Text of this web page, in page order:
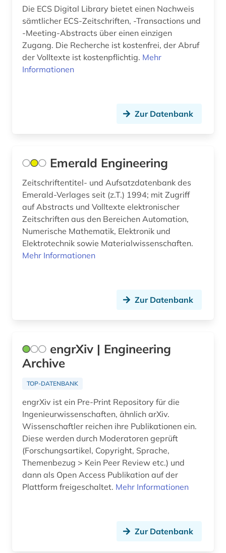
Die ECS Digital Library bietet einen Nachweis
sämtlicher ECS-Zeitschriften, -Transactions und
-Meeting-Abstracts über einen einzigen
Zugang. Die Recherche ist kostenfrei, der Abruf
der Volltexte ist kostenpflichtig. Mehr
Informationen
Zur Datenbank
Emerald Engineering
Zeitschriftentitel- und Aufsatzdatenbank des
Emerald-Verlages seit (z.T.) 1994; mit Zugriff
auf Abstracts und Volltexte elektronischer
Zeitschriften aus den Bereichen Automation,
Numerische Mathematik, Elektronik und
Elektrotechnik sowie Materialwissenschaften.
Mehr Informationen
Zur Datenbank
engrXiv | Engineering
Archive
TOP-DATENBANK
engrXiv ist ein Pre-Print Repository für die
Ingenieurwissenschaften, ähnlich arXiv.
Wissenschaftler reichen ihre Publikationen ein.
Diese werden durch Moderatoren geprüft
(Forschungsartikel, Copyright, Sprache,
Themenbezug > Kein Peer Review etc.) und
dann als Open Access Publikation auf der
Plattform freigeschaltet. Mehr Informationen
Zur Datenbank